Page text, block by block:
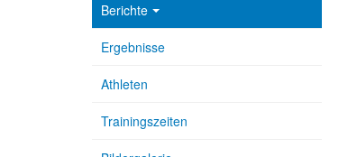
Berichte
Ergebnisse
Athleten
Trainingszeiten